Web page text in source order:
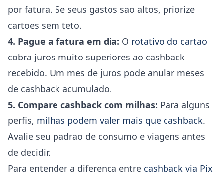
por fatura. Se seus gastos sao altos, priorize
cartoes sem teto.
4. Pague a fatura em dia: O rotativo do cartao
cobra juros muito superiores ao cashback
recebido. Um mes de juros pode anular meses
de cashback acumulado.
5. Compare cashback com milhas: Para alguns
perfis, milhas podem valer mais que cashback.
Avalie seu padrao de consumo e viagens antes
de decidir.
Para entender a diferenca entre cashback via Pix